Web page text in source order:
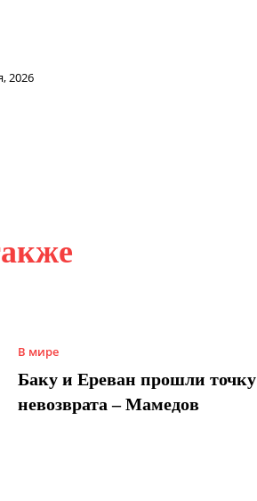
2026
В мире
Баку и Ереван прошли точку
невозврата – Мамедов